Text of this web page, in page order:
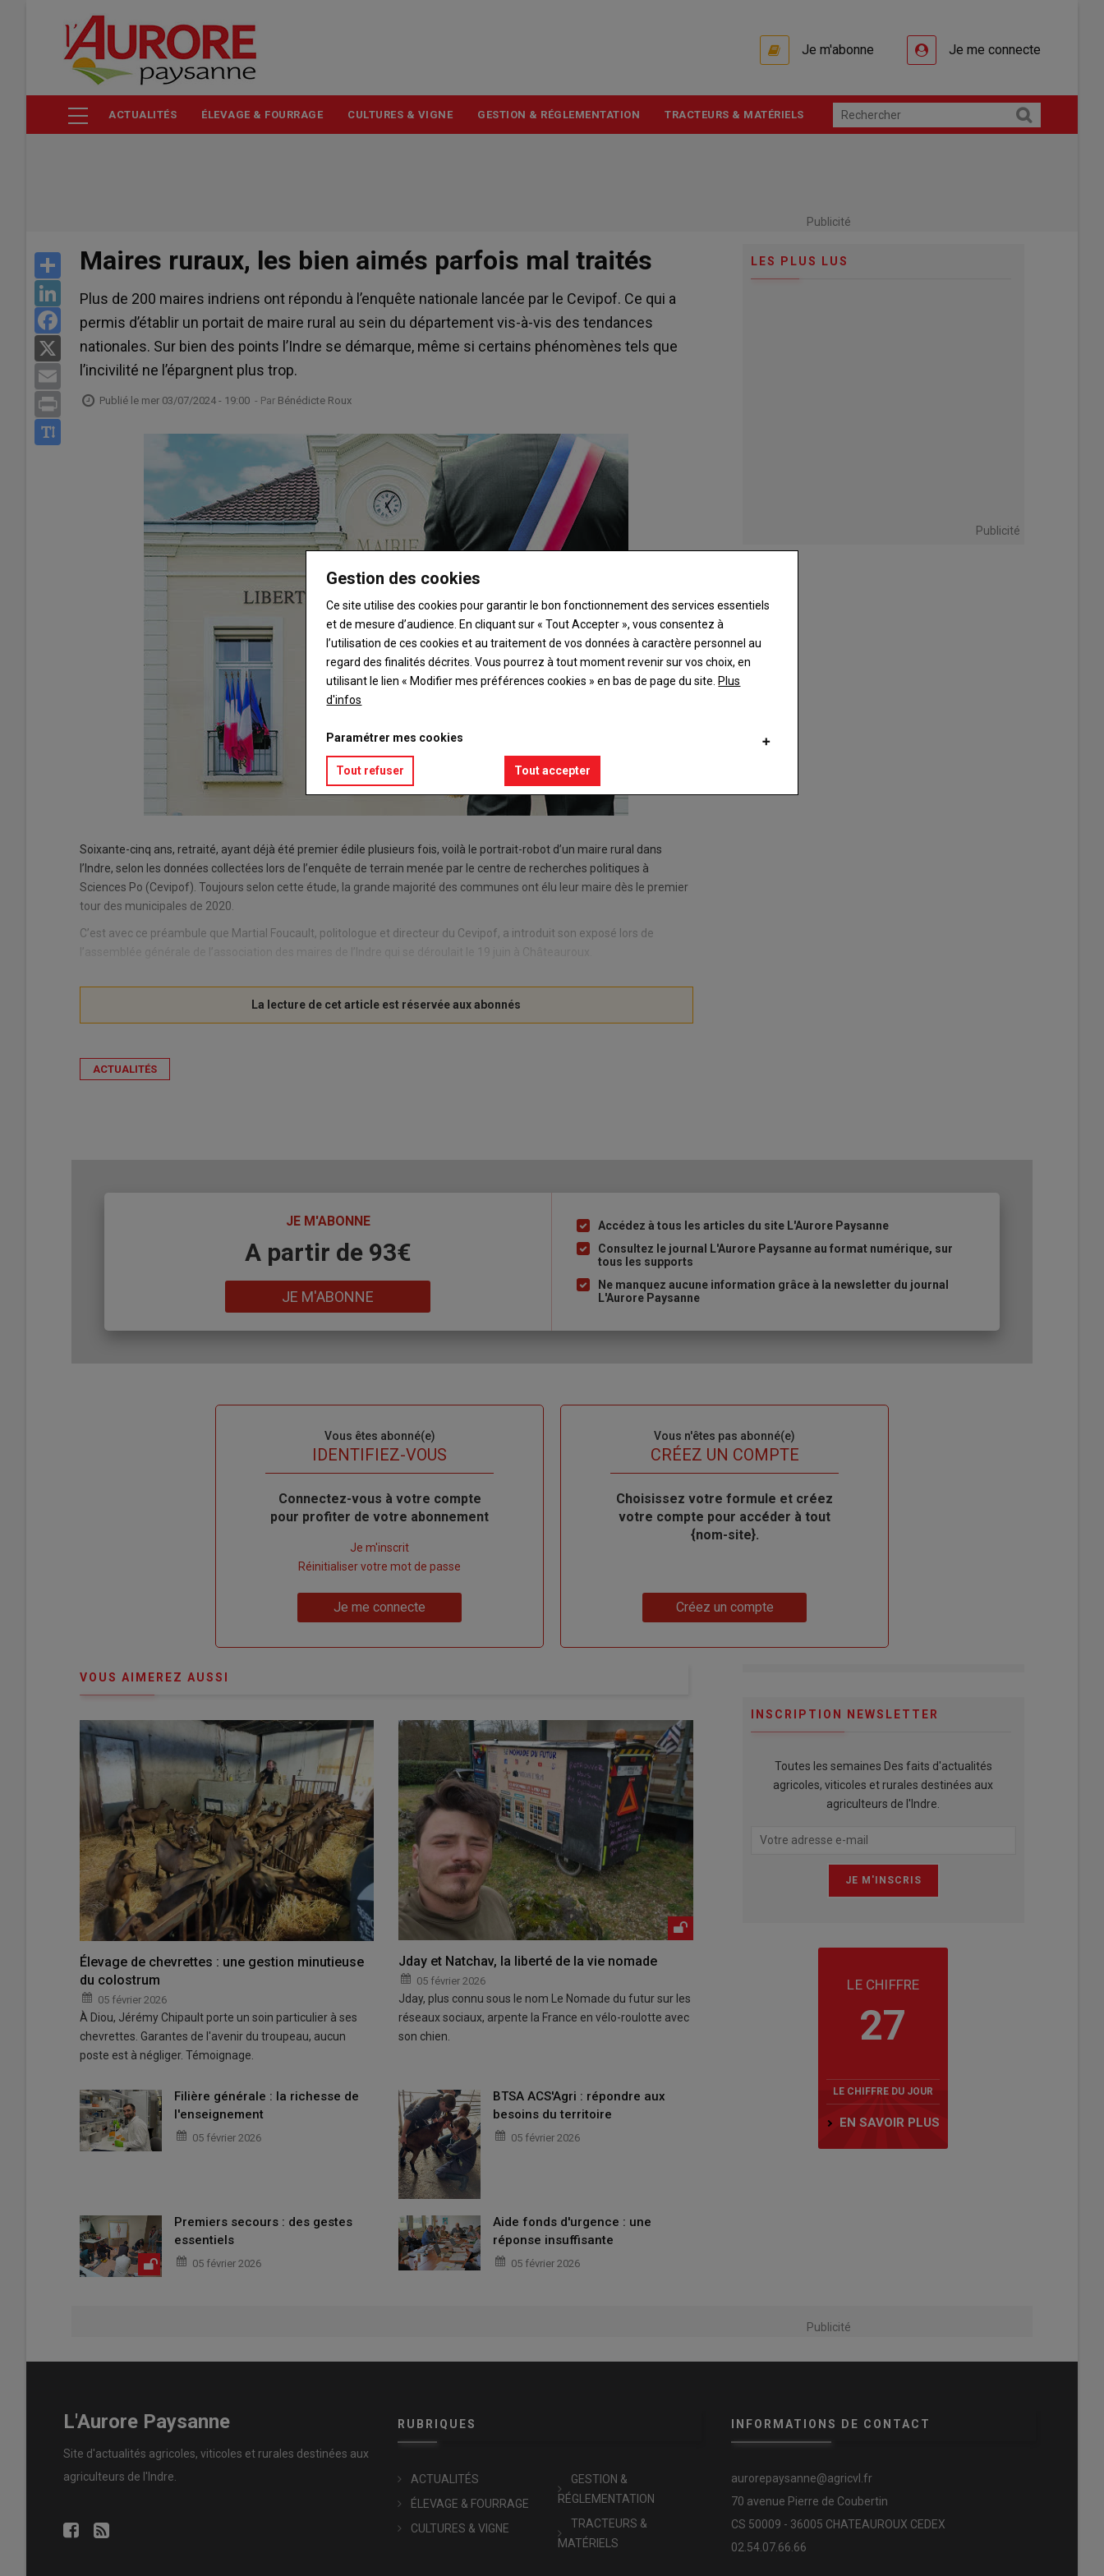
contenu
Je m'abonne Je me connecte
ACTUALITÉS ÉLEVAGE & FOURRAGE CULTURES & VIGNE GESTION & RÉGLEMENTATION TRACTEURS & MATÉRIELS
Publicité
Share
LinkedIn
Facebook
Email
Print
Maires ruraux, les bien aimés parfois mal traités
Plus de 200 maires indriens ont répondu à l’enquête nationale lancée par le Cevipof. Ce qui a
permis d’établir un portait de maire rural au sein du département vis-à-vis des tendances
nationales. Sur bien des points l’Indre se démarque, même si certains phénomènes tels que
l’incivilité ne l’épargnent plus trop.
Publié le mer 03/07/2024 - 19:00 - Par Bénédicte Roux
Soixante-cinq ans, retraité, ayant déjà été premier édile plusieurs fois, voilà le portrait-robot d’un maire rural dans
l’Indre, selon les données collectées lors de l’enquête de terrain menée par le centre de recherches politiques à
Sciences Po (Cevipof). Toujours selon cette étude, la grande majorité des communes ont élu leur maire dès le premier
tour des municipales de 2020.
C’est avec ce préambule que Martial Foucault, politologue et directeur du Cevipof, a introduit son exposé lors de
l’assemblée générale de l’association des maires de l’Indre qui se déroulait le 19 juin à Châteauroux.
ACTUALITÉS
LES PLUS LUS
Publicité
JE M'ABONNE
A partir de 93€
JE M'ABONNE
Liste
à
puce
Accédez à tous les articles du site L'Aurore Paysanne
Consultez le journal L'Aurore Paysanne au format numérique, sur
tous les supports
Ne manquez aucune information grâce à la newsletter du journal
L'Aurore Paysanne
Vous êtes abonné(e)
IDENTIFIEZ-VOUS
Body
Connectez-vous à votre compte
pour profiter de votre abonnement
compte"
Je m'inscrit
Réinitialiser votre mot de passe
Je me connecte
Vous n'êtes pas abonné(e)
TITRECRÉEZ UN COMPTE
Body
Choisissez votre formule et créez
votre compte pour accéder à tout
{nom-site}.
Créez un compte
VOUS AIMEREZ AUSSI
Élevage de chevrettes : une gestion minutieuse
du colostrum
05 février 2026
À Diou, Jérémy Chipault porte un soin particulier à ses
chevrettes. Garantes de l'avenir du troupeau, aucun
poste est à négliger. Témoignage.
Jday et Natchav, la liberté de la vie nomade
05 février 2026
Jday, plus connu sous le nom Le Nomade du futur sur les
réseaux sociaux, arpente la France en vélo-roulotte avec
son chien.
Filière générale : la richesse de
l'enseignement
05 février 2026
BTSA ACS'Agri : répondre aux
besoins du territoire
05 février 2026
Premiers secours : des gestes
essentiels
05 février 2026
Aide fonds d'urgence : une
réponse insuffisante
05 février 2026
INSCRIPTION NEWSLETTER
Toutes les semaines Des faits d'actualités
agricoles, viticoles et rurales destinées aux
agriculteurs de l'Indre.
LE CHIFFRE
27
LE CHIFFRE DU JOUR
EN SAVOIR PLUS
Publicité
L'Aurore Paysanne
Site d'actualités agricoles, viticoles et rurales destinées aux
agriculteurs de l'Indre.
RUBRIQUES
ACTUALITÉS
ÉLEVAGE & FOURRAGE
CULTURES & VIGNE
GESTION &
RÉGLEMENTATION
TRACTEURS &
MATÉRIELS
INFORMATIONS DE CONTACT
aurorepaysanne@agricvl.fr
70 avenue Pierre de Coubertin
CS 50009 - 36005 CHATEAUROUX CEDEX
02.54.07.66.66
Gestion des cookies
Ce site utilise des cookies pour garantir le bon fonctionnement des services essentiels
et de mesure d’audience. En cliquant sur « Tout Accepter », vous consentez à
l’utilisation de ces cookies et au traitement de vos données à caractère personnel au
regard des finalités décrites. Vous pourrez à tout moment revenir sur vos choix, en
utilisant le lien « Modifier mes préférences cookies » en bas de page du site. Plus
d'infos
Paramétrer mes cookies
Tout refuser Tout accepter